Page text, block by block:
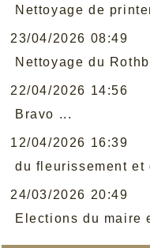
Nettoyage de
23/04/2026 08:49
Nettoyage du
22/04/2026 14:56
Bravo ...
12/04/2026 16:39
du fleurissement et
24/03/2026 20:49
Elections du maire